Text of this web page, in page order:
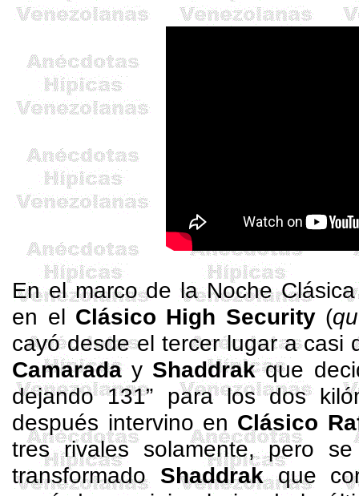
En el marco de la Noche
en el Clásico High Security(
cayó desde el tercer lugar a casi
Camaraday Shaddrakque
dejando 131” para los dos
después intervino en Clásico
tres rivales solamente, pero
transformado Shaddrakque